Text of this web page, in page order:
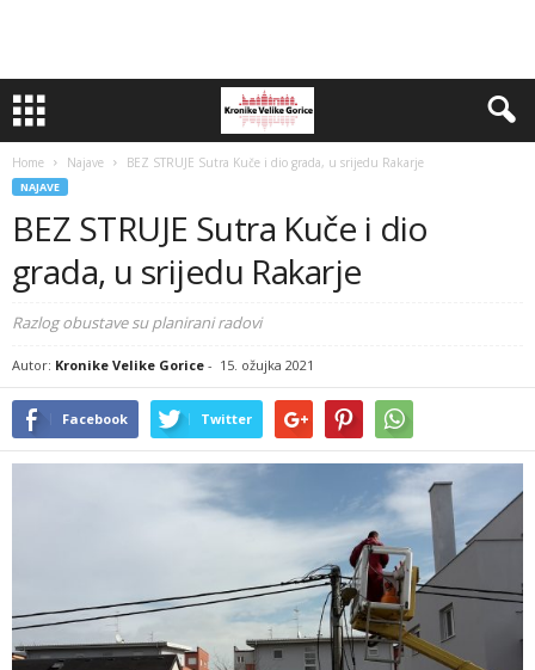
Home Najave BEZ STRUJE Sutra Kuče i dio grada, u srijedu Rakarje
NAJAVE
BEZ STRUJE Sutra Kuče i dio
grada, u srijedu Rakarje
Razlog obustave su planirani radovi
Autor: Kronike Velike Gorice - 15. ožujka 2021
Facebook Twitter